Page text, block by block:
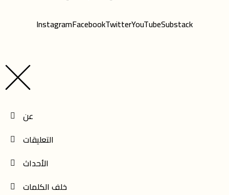
InstagramFacebookTwitterYouTubeSubstack
عن
التعليقات
الأحداث
خلف الكلمات